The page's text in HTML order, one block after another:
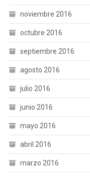
noviembre 2016
octubre 2016
septiembre 2016
agosto 2016
julio 2016
junio 2016
mayo 2016
abril 2016
marzo 2016